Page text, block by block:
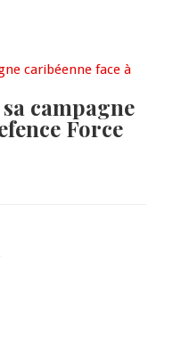
campagne
Force